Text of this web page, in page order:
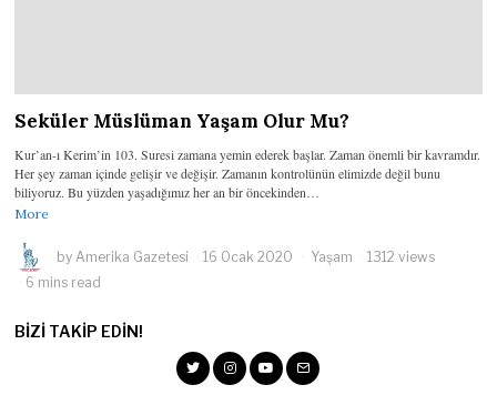
Seküler Müslüman Yaşam Olur Mu?
Kur’an-ı Kerim’in 103. Suresi zamana yemin ederek başlar. Zaman önemli bir kavramdır.
Her şey zaman içinde gelişir ve değişir. Zamanın kontrolünün elimizde değil bunu
biliyoruz. Bu yüzden yaşadığımız her an bir öncekinden…
More
byAmerika Gazetesi 16 Ocak 2020 Yaşam
1312 views
6 mins read
BIZI TAKIP EDIN!